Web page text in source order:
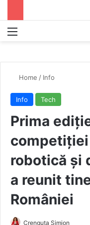
Home / Info
Info Tech
Prima
robotică și
a reunit
României
Crenguta Simion